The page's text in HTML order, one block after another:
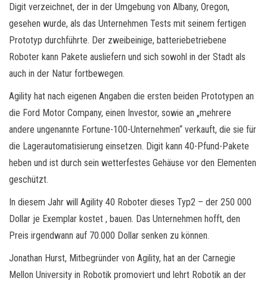
Digit verzeichnet, der in der Umgebung von Albany, Oregon,
gesehen wurde, als das Unternehmen Tests mit seinem fertigen
Prototyp durchführte. Der zweibeinige, batteriebetriebene
Roboter kann Pakete ausliefern und sich sowohl in der Stadt als
auch in der Natur fortbewegen.
Agility hat nach eigenen Angaben die ersten beiden Prototypen an
die Ford Motor Company, einen Investor, sowie an „mehrere
andere ungenannte Fortune-100-Unternehmen“ verkauft, die sie für
die Lagerautomatisierung einsetzen. Digit kann 40-Pfund-Pakete
heben und ist durch sein wetterfestes Gehäuse vor den Elementen
geschützt.
In diesem Jahr will Agility 40 Roboter dieses Typ2 – der 250 000
Dollar je Exemplar kostet , bauen. Das Unternehmen hofft, den
Preis irgendwann auf 70.000 Dollar senken zu können.
Jonathan Hurst, Mitbegründer von Agility, hat an der Carnegie
Mellon University in Robotik promoviert und lehrt Robotik an der